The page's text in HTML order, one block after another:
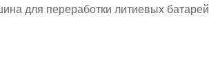
для переработки литиевых батарей